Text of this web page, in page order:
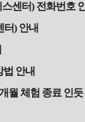
센터) 전화번호
터) 안내
법 안내
월 체험 종료 인듯